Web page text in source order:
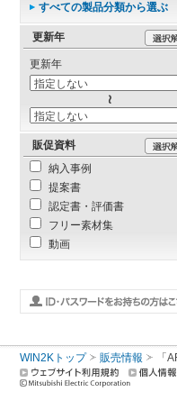
すべての製品分類から選ぶ
更新年
更新年
販促資料
納入事例
提案書
認定書・評価書
フリー素材集
動画
WIN2Kトップ 販売情報 「